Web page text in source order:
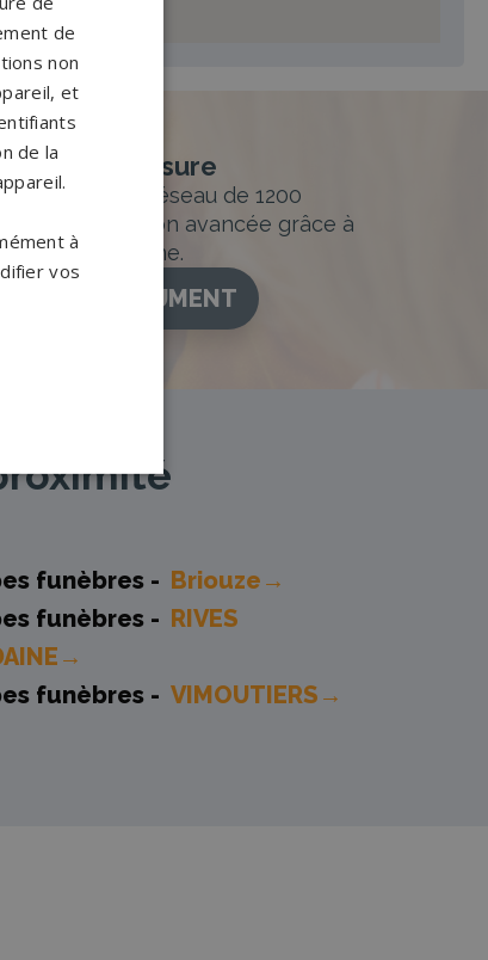
sur-mesure
et un réseau de 1200
Personnalisation avancée grâce à
3D en ligne.
VOTRE MONUMENT
funèbres - Briouze→
funèbres - RIVES
funèbres - VIMOUTIERS→
de
non
et
de la
à
vos